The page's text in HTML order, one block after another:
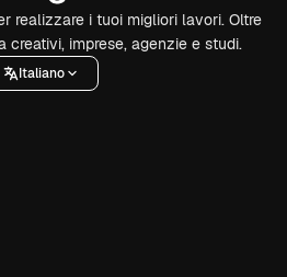
realizzare i tuoi migliori lavori. Oltre
creativi, imprese, agenzie e studi.
Italiano